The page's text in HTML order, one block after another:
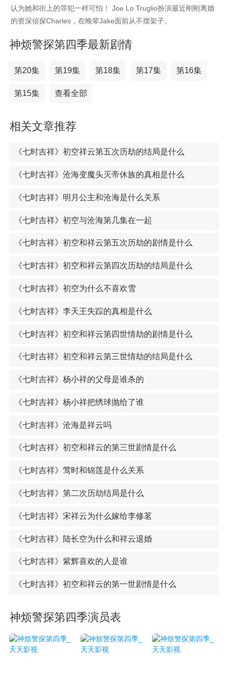
认为她和街上的罪犯一样可怕！ Joe Lo Truglio扮演最近刚刚离婚
的资深侦探Charles，在晚辈Jake面前从不摆架子。
神烦警探第四季最新剧情
第20集 第19集 第18集 第17集 第16集
第15集 查看全部
相关文章推荐
《七时吉祥》初空祥云第五次历劫的结局是什么
《七时吉祥》沧海变魔头灭帝休族的真相是什么
《七时吉祥》明月公主和沧海是什么关系
《七时吉祥》初空与沧海第几集在一起
《七时吉祥》初空和祥云第五次历劫的剧情是什么
《七时吉祥》初空和祥云第四次历劫的结局是什么
《七时吉祥》初空为什么不喜欢雪
《七时吉祥》李天王失踪的真相是什么
《七时吉祥》初空和祥云第四世情劫的剧情是什么
《七时吉祥》初空和祥云第三世情劫的结局是什么
《七时吉祥》杨小祥的父母是谁杀的
《七时吉祥》杨小祥把绣球抛给了谁
《七时吉祥》沧海是祥云吗
《七时吉祥》初空和祥云的第三世剧情是什么
《七时吉祥》莺时和锦莲是什么关系
《七时吉祥》第二次历劫结局是什么
《七时吉祥》宋祥云为什么嫁给李修茗
《七时吉祥》陆长空为什么和祥云退婚
《七时吉祥》紫辉喜欢的人是谁
《七时吉祥》初空和祥云的第一世剧情是什么
神烦警探第四季演员表